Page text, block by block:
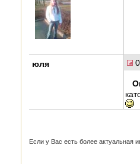
юля
Если у Вас есть более актуальная